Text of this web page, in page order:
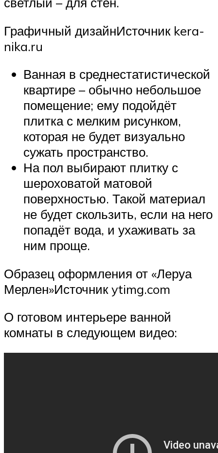
Графичный дизайнИсточник kera-
nika.ru
Ванная в среднестатистической
квартире – обычно небольшое
помещение; ему подойдёт
плитка с мелким рисунком,
которая не будет визуально
сужать пространство.
На пол выбирают плитку с
шероховатой матовой
поверхностью. Такой материал
не будет скользить, если на него
попадёт вода, и ухаживать за
ним проще.
Образец оформления от «Леруа
Мерлен»Источник ytimg.com
О готовом интерьере ванной
комнаты в следующем видео: